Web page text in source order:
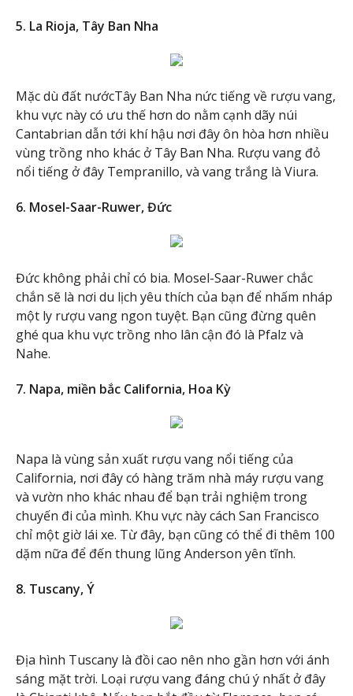
5. La Rioja, Tây Ban Nha
Mặc dù đất nướcTây Ban Nha nức tiếng về rượu vang,
khu vực này có ưu thế hơn do nằm cạnh dãy núi
Cantabrian dẫn tới khí hậu nơi đây ôn hòa hơn nhiều
vùng trồng nho khác ở Tây Ban Nha. Rượu vang đỏ
nổi tiếng ở đây Tempranillo, và vang trắng là Viura.
6. Mosel-Saar-Ruwer, Đức
Đức không phải chỉ có bia. Mosel-Saar-Ruwer chắc
chắn sẽ là nơi du lịch yêu thích của bạn để nhấm nháp
một ly rượu vang ngon tuyệt. Bạn cũng đừng quên
ghé qua khu vực trồng nho lân cận đó là Pfalz và
Nahe.
7. Napa, miền bắc California, Hoa Kỳ
Napa là vùng sản xuất rượu vang nổi tiếng của
California, nơi đây có hàng trăm nhà máy rượu vang
và vườn nho khác nhau để bạn trải nghiệm trong
chuyến đi của mình. Khu vực này cách San Francisco
chỉ một giờ lái xe. Từ đây, bạn cũng có thể đi thêm 100
dặm nữa để đến thung lũng Anderson yên tĩnh.
8. Tuscany, Ý
Địa hình Tuscany là đồi cao nên nho gần hơn với ánh
sáng mặt trời. Loại rượu vang đáng chú ý nhất ở đây